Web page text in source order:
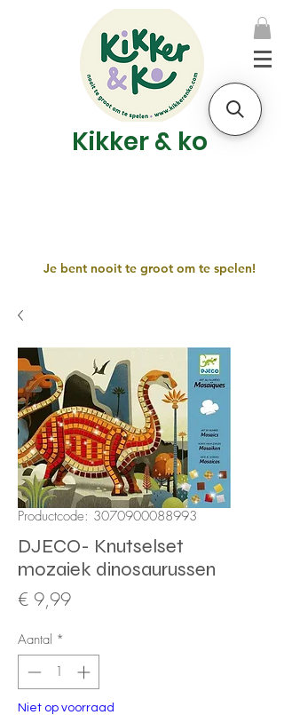
Kikker & ko
Je bent nooit te groot om te spelen!
Productcode: 3070900088993
DJECO- Knutselset
mozaiek dinosaurussen
€ 9,99Prijs
Aantal *
Niet op voorraad